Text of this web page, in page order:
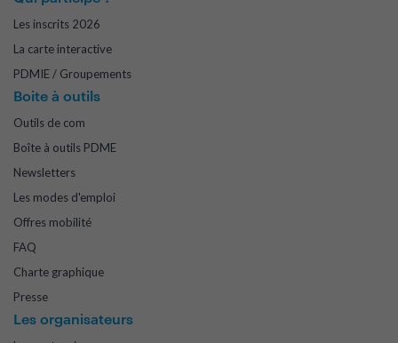
Les inscrits 2026
La carte interactive
PDMIE / Groupements
Boite à outils
Outils de com
Boîte à outils PDME
Newsletters
Les modes d'emploi
Offres mobilité
FAQ
Charte graphique
Presse
Les organisateurs